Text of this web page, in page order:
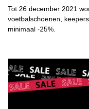
Tot 26 december 2021
voetbalschoenen,
minimaal -25%.